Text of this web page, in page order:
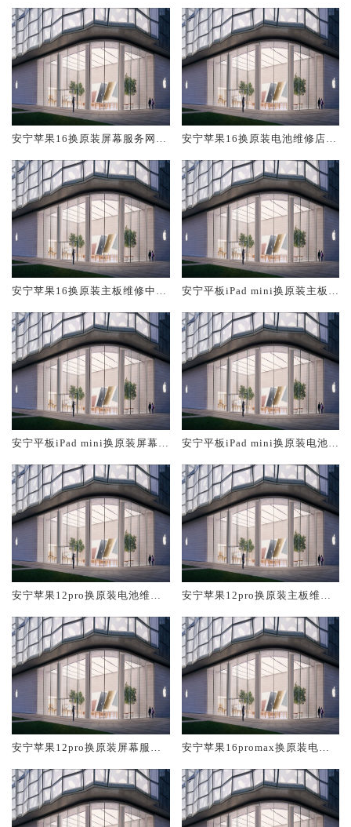
安宁苹果16换原装屏幕服务网点
安宁苹果16换原装电池维修店大
安宁苹果16换原装主板维修中心
安宁平板iPad mini换原装主板维
安宁平板iPad mini换原装屏幕服
安宁平板iPad mini换原装电池维
安宁苹果12pro换原装电池维修
安宁苹果12pro换原装主板维修
安宁苹果12pro换原装屏幕服务
安宁苹果16promax换原装电池